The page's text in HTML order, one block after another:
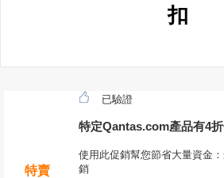
扣
特賣
已驗證
特定Qantas.com產品有4
使用此促銷幫您節省大量資金
銷